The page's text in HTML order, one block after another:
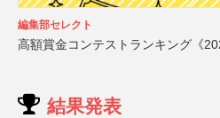
編集部セレクト
高額賞金コンテストランキング《
結果発表